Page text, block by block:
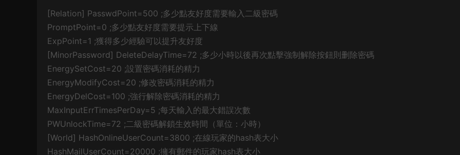
[Relation] PasswdPoint=500 ;多少點友好度需要輸入二級密碼
PromptPoint=0 ;多少點友好度需要提示上下線
ExpPoint=1 ;獲得多少經驗可以提升友好度
[MinorPassword] DeleteDelayTime=72 ;多少小時以後再次點擊強制解除按鈕則删除密碼
EnergySetCost=20 ;設置密碼消耗的精力
EnergyModifyCost=20 ;修改密碼消耗的精力
EnergyDelCost=100 ;強行解除密碼消耗的精力
MaxInputErrTimesPerDay=5 ;每天輸入的最大錯誤次數
PWUnlockTime=72 ;二級密碼解鎖生效時間（單位：小時）
[World] HashOnlineUserCount=3800 ;在線玩家的hash表大小
HashMailUserCount=20000 ;擁有郵件的玩家hash表大小